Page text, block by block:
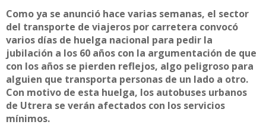
Como ya se anunció hace varias semanas, el sector
del transporte de viajeros por carretera convocó
varios días de huelga nacional para pedir la
jubilación a los 60 años con la argumentación de que
con los años se pierden reflejos, algo peligroso para
alguien que transporta personas de un lado a otro.
Con motivo de esta huelga, los autobuses urbanos
de Utrera se verán afectados con los servicios
mínimos.